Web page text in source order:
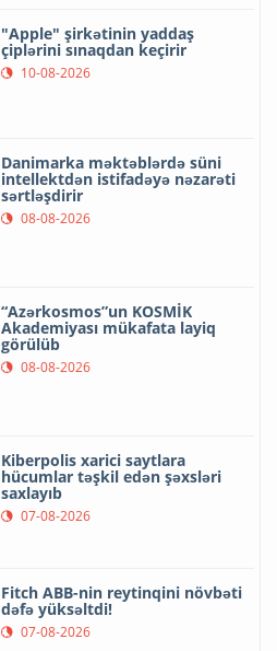
"Apple" şirkətinin yaddaş
çiplərini sınaqdan keçirir
10-08-2026
Danimarka məktəblərdə süni
intellektdən istifadəyə nəzarəti
sərtləşdirir
08-08-2026
“Azərkosmos”un KOSMİK
Akademiyası mükafata layiq
görülüb
08-08-2026
Kiberpolis xarici saytlara
hücumlar təşkil edən şəxsləri
saxlayıb
07-08-2026
Fitch ABB-nin reytinqini növbəti
dəfə yüksəltdi!
07-08-2026